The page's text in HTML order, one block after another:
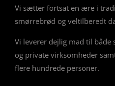
Vi sætter fortsat en ære i
smørrebrød og veltilberedt
Vi leverer dejlig mad til
og private virksomheder
flere hundrede personer.